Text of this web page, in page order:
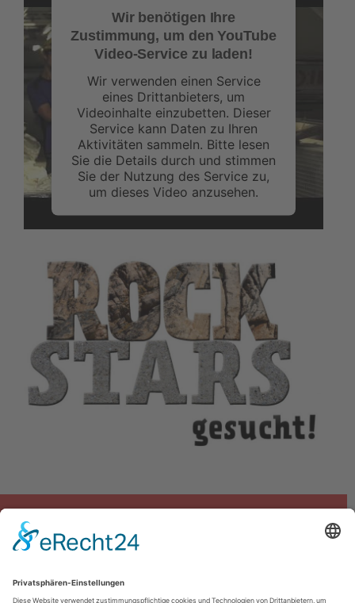
Wir benötigen Ihre
Zustimmung, um den YouTube
Video-Service zu laden!
Wir verwenden einen Service
eines Drittanbieters, um
Videoinhalte einzubetten. Dieser
Service kann Daten zu Ihren
Aktivitäten sammeln. Bitte lesen
Sie die Details durch und stimmen
Sie der Nutzung des Service zu,
um dieses Video anzusehen.
Mehr Informationen
Akzeptieren
powered byUsercentrics Consent
Management Platform
eRecht24
Ihre Ansprechpartner bei Schäfer
Schäfer Naturstein GmbH & Co. KG
Schäfer Trias GmbH & Co. KG
D-71069 Sindelfingen-Darmsheim